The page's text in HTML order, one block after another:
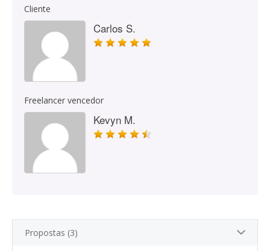
Cliente
Carlos S.
Freelancer vencedor
Kevyn M.
Propostas (3)